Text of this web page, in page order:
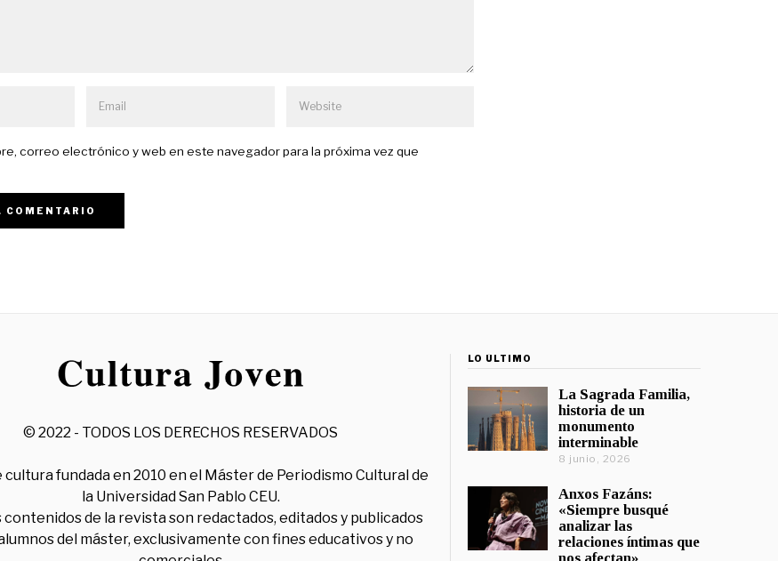
correo electrónico y web en este navegador para la próxima vez que
© 2022 - TODOS LOS DERECHOS RESERVADOS
cultura fundada en 2010 en el Máster de Periodismo Cultural de
la Universidad San Pablo CEU.
contenidos de la revista son redactados, editados y publicados
del máster, exclusivamente con fines educativos y no
LO ÚLTIMO
La Sagrada Familia,
historia de un
monumento
interminable
8 junio, 2026
Anxos Fazáns:
«Siempre busqué
analizar las
relaciones íntimas que